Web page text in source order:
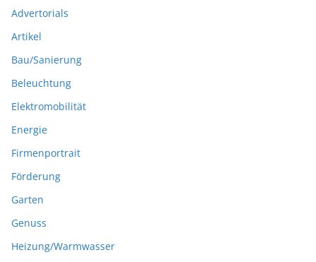
Advertorials
Artikel
Bau/Sanierung
Beleuchtung
Elektromobilität
Energie
Firmenportrait
Förderung
Garten
Genuss
Heizung/Warmwasser